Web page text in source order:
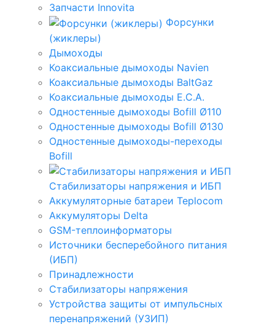
Запчасти Innovita
Форсунки
(жиклеры)
Дымоходы
Коаксиальные дымоходы Navien
Коаксиальные дымоходы BaltGaz
Коаксиальные дымоходы E.C.A.
Одностенные дымоходы Bofill Ø110
Одностенные дымоходы Bofill Ø130
Одностенные дымоходы-переходы
Bofill
Стабилизаторы напряжения и ИБП
Аккумуляторные батареи Teplocom
Аккумуляторы Delta
GSM-теплоинформаторы
Источники бесперебойного питания
(ИБП)
Принадлежности
Стабилизаторы напряжения
Устройства защиты от импульсных
перенапряжений (УЗИП)